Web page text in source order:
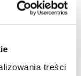
treści
Są niezwykle
zimowym, jako
branżowych
zastosowanie